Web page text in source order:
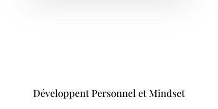
Développent Personnel et Mindset